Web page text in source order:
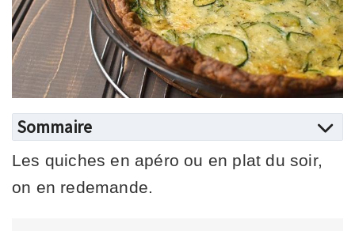
Sommaire
Les quiches en apéro ou en plat du soir,
on en redemande.